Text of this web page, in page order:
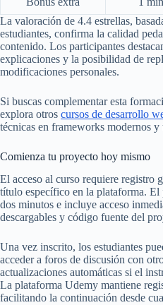
La valoración de 4.4 estrellas,
estudiantes, confirma la calidad
contenido. Los participantes
explicaciones y la posibilidad de
modificaciones personales.
Si buscas complementar esta
explora otros cursos de desarrollo
técnicas en frameworks modernos y
Comienza tu proyecto hoy mismo
El acceso al curso requiere registro
título específico en la plataforma. El
dos minutos e incluye acceso
descargables y código fuente del
Una vez inscrito, los estudiantes
acceder a foros de discusión con
actualizaciones automáticas si el
La plataforma Udemy mantiene
facilitando la continuación desde